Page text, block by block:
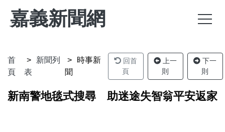
嘉義新聞網
首
頁
新聞列
表
時事新
聞
回首
頁
上一
則
下一
則
新南警地毯式搜尋 助迷途失智翁平安返家